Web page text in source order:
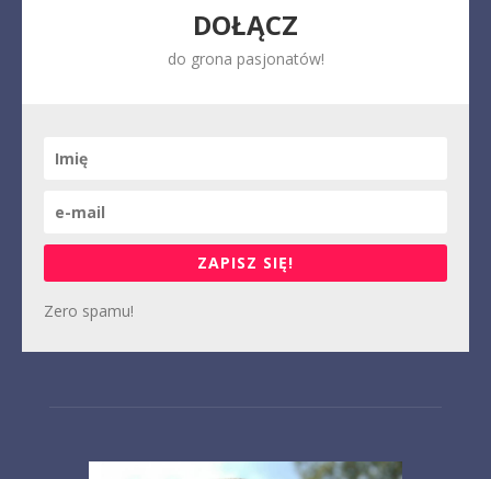
DOŁĄCZ
do grona pasjonatów!
ZAPISZ SIĘ!
Zero spamu!